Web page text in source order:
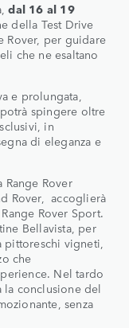
dal 16 al 19
della Test Drive
Rover, per guidare
che ne esaltano
e prolungata,
spingere oltre
in
di eleganza e
Rover
Rover, accoglierà
Rover Sport.
Bellavista, per
pittoreschi vigneti,
che
Nel tardo
conclusione del
senza